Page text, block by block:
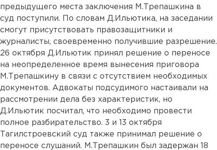
предыдущего места заключения М.Трепашкина в
суд поступили. По словам Д.Ильютика, на заседании
смогут присутствовать правозащитники и
журналисты, своевременно получившие разрешение.
26 октября Д.Ильютик принял решение о переносе
на неопределенное время вынесения приговора
М.Трепашкину в связи с отсутствием необходимых
документов. Адвокаты подсудимого настаивали на
рассмотрении дела без характеристик, но
Д.Ильютик посчитал, что необходимо провести
полное разбирательство. 3 и 13 октября
Тагилстроевский суд также принимал решение о
переносе слушаний. М.Трепашкин был задержан 18